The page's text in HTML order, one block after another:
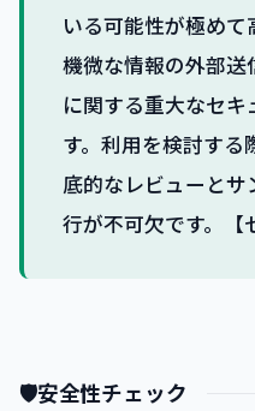
いる可能性が極め
機微な情報の外部送
に関する重大なセキ
す。利用を検討する
底的なレビューとサ
行が不可欠です。【
🛡安全性チェック